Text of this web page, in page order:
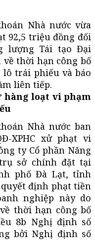
Nhà nước vừa
92,5 triệu đồng đối
lượng Tái tạo Đại
thời hạn công bố
trái phiếu và báo
liên tiếp.
hàng loạt vi phạm
Nhà nước ban
XPHC xử phạt vi
ty Cổ phần Năng
sở chính đặt tại
phố Đà Lạt, tỉnh
định phạt tiền
nghiệp này do
thời hạn công bố
8b Nghị định số
bởi Nghị định số